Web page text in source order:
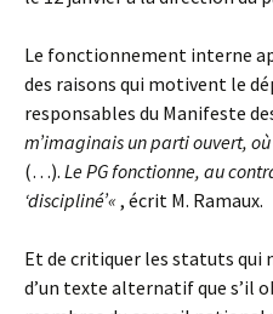
Le fonctionnement interne
des raisons qui motivent le
responsables du Manifeste
m’imaginais un parti ouvert,
(…). Le PG fonctionne, au
‘discipliné’«, écrit M. Ramaux.
Et de critiquer les statuts qui
d’un texte alternatif que s’il